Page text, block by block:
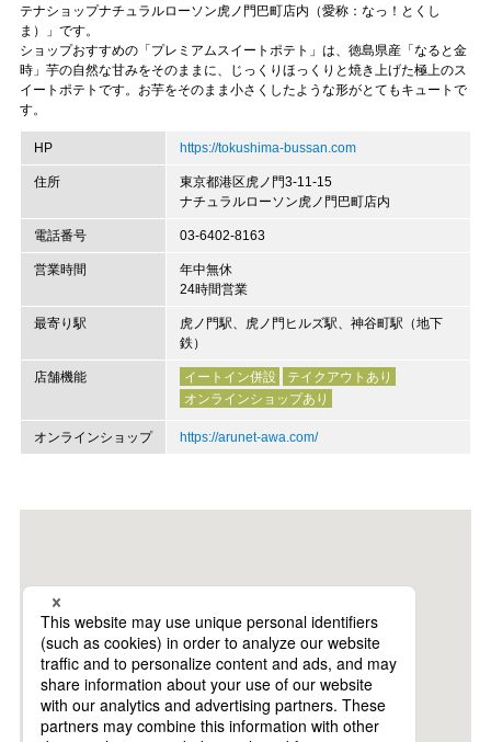
テナショップナチュラルローソン虎ノ門巴町店内（愛称：なっ！とくし
ま）」です。
ショップおすすめの「プレミアムスイートポテト」は、徳島県産「なると金
時」芋の自然な甘みをそのままに、じっくりほっくりと焼き上げた極上のス
イートポテトです。お芋をそのまま小さくしたような形がとてもキュートで
す。
HP https://tokushima-bussan.com
住所
東京都港区虎ノ門3-11-15
ナチュラルローソン虎ノ門巴町店内
電話番号 03-6402-8163
営業時間
年中無休
24時間営業
最寄り駅
虎ノ門駅、虎ノ門ヒルズ駅、神谷町駅（地下
鉄）
店舗機能 イートイン併設
テイクアウトあり
オンラインショップあり
オンラインショップ https://arunet-awa.com/